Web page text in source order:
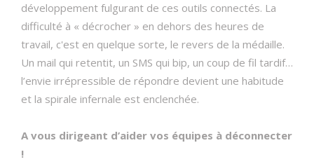
développement fulgurant de ces outils connectés. La
difficulté à « décrocher » en dehors des heures de
travail, c'est en quelque sorte, le revers de la médaille.
Un mail qui retentit, un SMS qui bip, un coup de fil tardif…
l’envie irrépressible de répondre devient une habitude
et la spirale infernale est enclenchée.
A vous dirigeant d’aider vos équipes à déconnecter
!